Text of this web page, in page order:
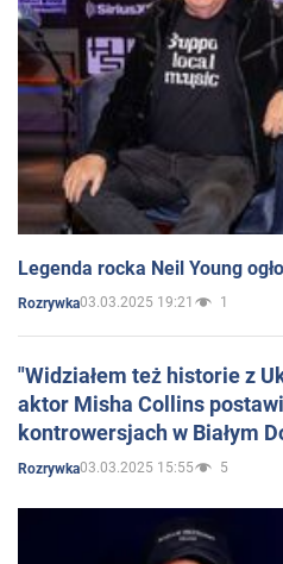
Legenda rocka Neil Young
Rozrywka03.03.2025 19:21 1
"Widziałem też historie z
aktor Misha Collins
kontrowersjach w Białym
Rozrywka03.03.2025 15:55 5